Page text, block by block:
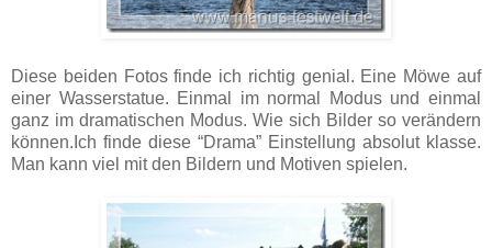
Diese beiden Fotos finde ich richtig genial. Eine Möwe auf
einer Wasserstatue. Einmal im normal Modus und einmal
ganz im dramatischen Modus. Wie sich Bilder so verändern
können.Ich finde diese “Drama” Einstellung absolut klasse.
Man kann viel mit den Bildern und Motiven spielen.